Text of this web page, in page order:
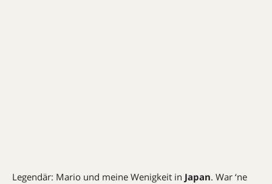
Legendär: Mario und meine Wenigkeit in Japan. War ‘ne